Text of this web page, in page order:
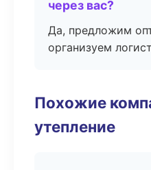
через вас?
Да, предложим
организуем
Похожие
утепление